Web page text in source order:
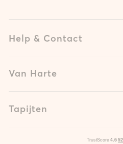
Help & Contact
Van Harte
Tapijten